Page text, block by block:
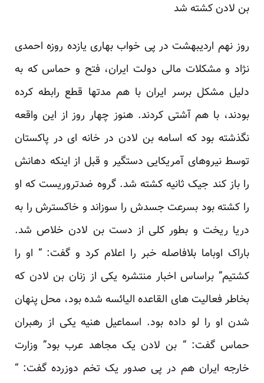
بن لادن کشته شد
روز نهم اردیبهشت در پی خواب بهاری یازده روزه احمدی
نژاد و مشکلات مالی دولت ایران، فتح و حماس که به
دلیل مشکل برسر ایران با هم مدتها قطع رابطه کرده
بودند، با هم آشتی کردند. هنوز چهار روز از این واقعه
نگذشته بود که اسامه بن لادن در خانه ای در پاکستان
توسط نیروهای آمریکایی دستگیر و قبل از اینکه دهانش
را باز کند جیک ثانیه کشته شد. گروه ضدتروریست که او
را کشته بود بسرعت جسدش را سوزاند و خاکسترش را به
دریا ریخت و بطور کلی از دست بن لادن خلاص شد.
باراک اوباما بلافاصله خبر را اعلام کرد و گفت: “ او را
کشتیم” براساس اخبار منتشره یکی از زنان بن لادن که
بخاطر فعالیت های القاعده الیائسه شده بود، محل پنهان
شدن او را لو داده بود. اسماعیل هنیه یکی از رهبران
حماس گفت: “ بن لادن یک مجاهد عرب بود” وزارت
خارجه ایران هم در پی صدور یک تخم دوزرده گفت: “